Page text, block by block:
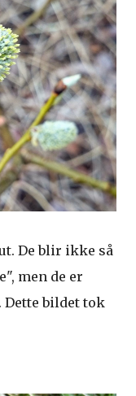
De blir ikke så
men de er
Dette bildet tok